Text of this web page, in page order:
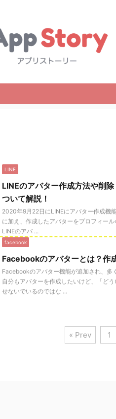
LINE
LINEのアバター作成方法や削
ついて解説！
2020年9月22日にLINEにアバター作成機
に加え、作成したアバターをプロフィー
LINEのアバ ...
facebook
Facebookのアバターとは？作
Facebookのアバター機能が追加され、多
自分もアバターを作成したいけど、「ど
せないでいるのではな ...
« Prev 1